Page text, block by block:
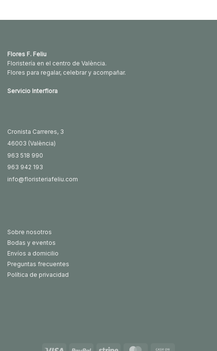
Flores F. Feliu
Floristería en el centro de València.
Flores para regalar, celebrar y acompañar.
Servicio Interflora
Cronista Carreres, 3
46003 (València)
963 518 990
963 942 193
info@floristeriafeliu.com
Sobre nosotros
Bodas y eventos
Envíos a domicilio
Preguntas frecuentes
Política de privacidad